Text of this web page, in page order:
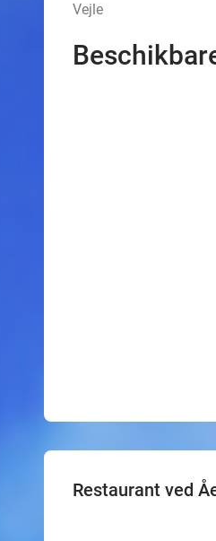
Vejle
Restaurant ved